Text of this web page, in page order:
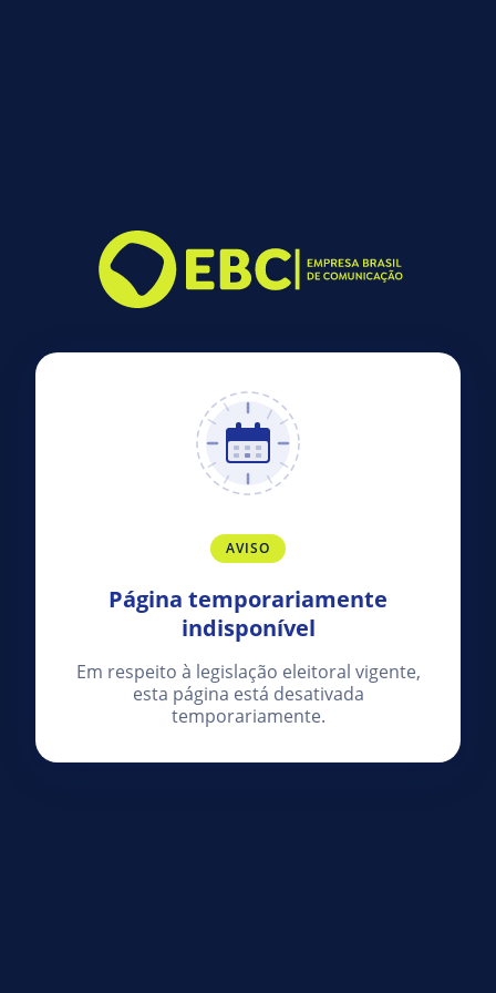
AVISO
Página temporariamente
indisponível
Em respeito à legislação eleitoral vigente,
esta página está desativada
temporariamente.